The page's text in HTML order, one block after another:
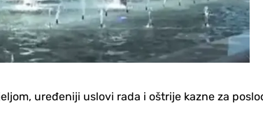
uređeniji uslovi rada i oštrije kazne za